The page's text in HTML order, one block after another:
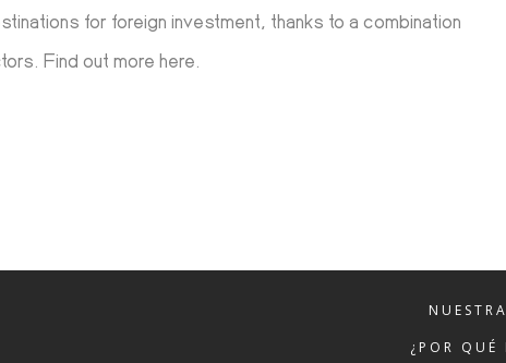
for foreign investment, thanks to a combination
Find out more here.
¿POR QUÉ